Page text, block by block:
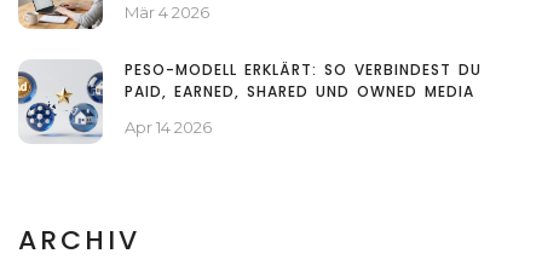
Mär 4 2026
PESO-MODELL ERKLÄRT: SO VERBINDEST DU
PAID, EARNED, SHARED UND OWNED MEDIA
Apr 14 2026
ARCHIV